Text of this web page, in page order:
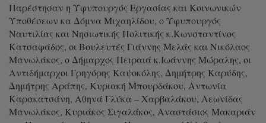
Παρέστησαν η Υφυπουργός Εργασίας και Κοινωνικών
Υποθέσεων κα Δόμνα Μιχαηλίδου, ο Υφυπουργός
Ναυτιλίας και Νησιωτικής Πολιτικής κ.Κωνσταντίνος
Κατσαφάδος, οι Βουλευτές Γιάννης Μελάς και Νικόλαος
Μανωλάκος, ο Δήμαρχος Πειραιά κ.Ιωάννης Μώραλης, οι
Αντιδήμαρχοι Γρηγόρης Καψοκόλης, Δημήτρης Καρύδης,
Δημήτρης Αράπης, Κυριακή Μπουρδάκου, Αντωνία
Καρακατσάνη, Αθηνά Γλύκα – Χαρβαλάκου, Λεωνίδας
Μανωλάκος, Κυριάκος Σιγαλάκος, Αναστάσιος Μακαριάν